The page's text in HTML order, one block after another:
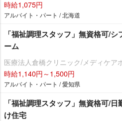
時給1,075円
アルバイト・パート / 北海道
「福祉調理スタッフ」無資格可/
ーム
医療法人倉橋クリニック/メディケア
時給1,140円～1,500円
アルバイト・パート / 愛知県
「福祉調理スタッフ」無資格可/
け住宅